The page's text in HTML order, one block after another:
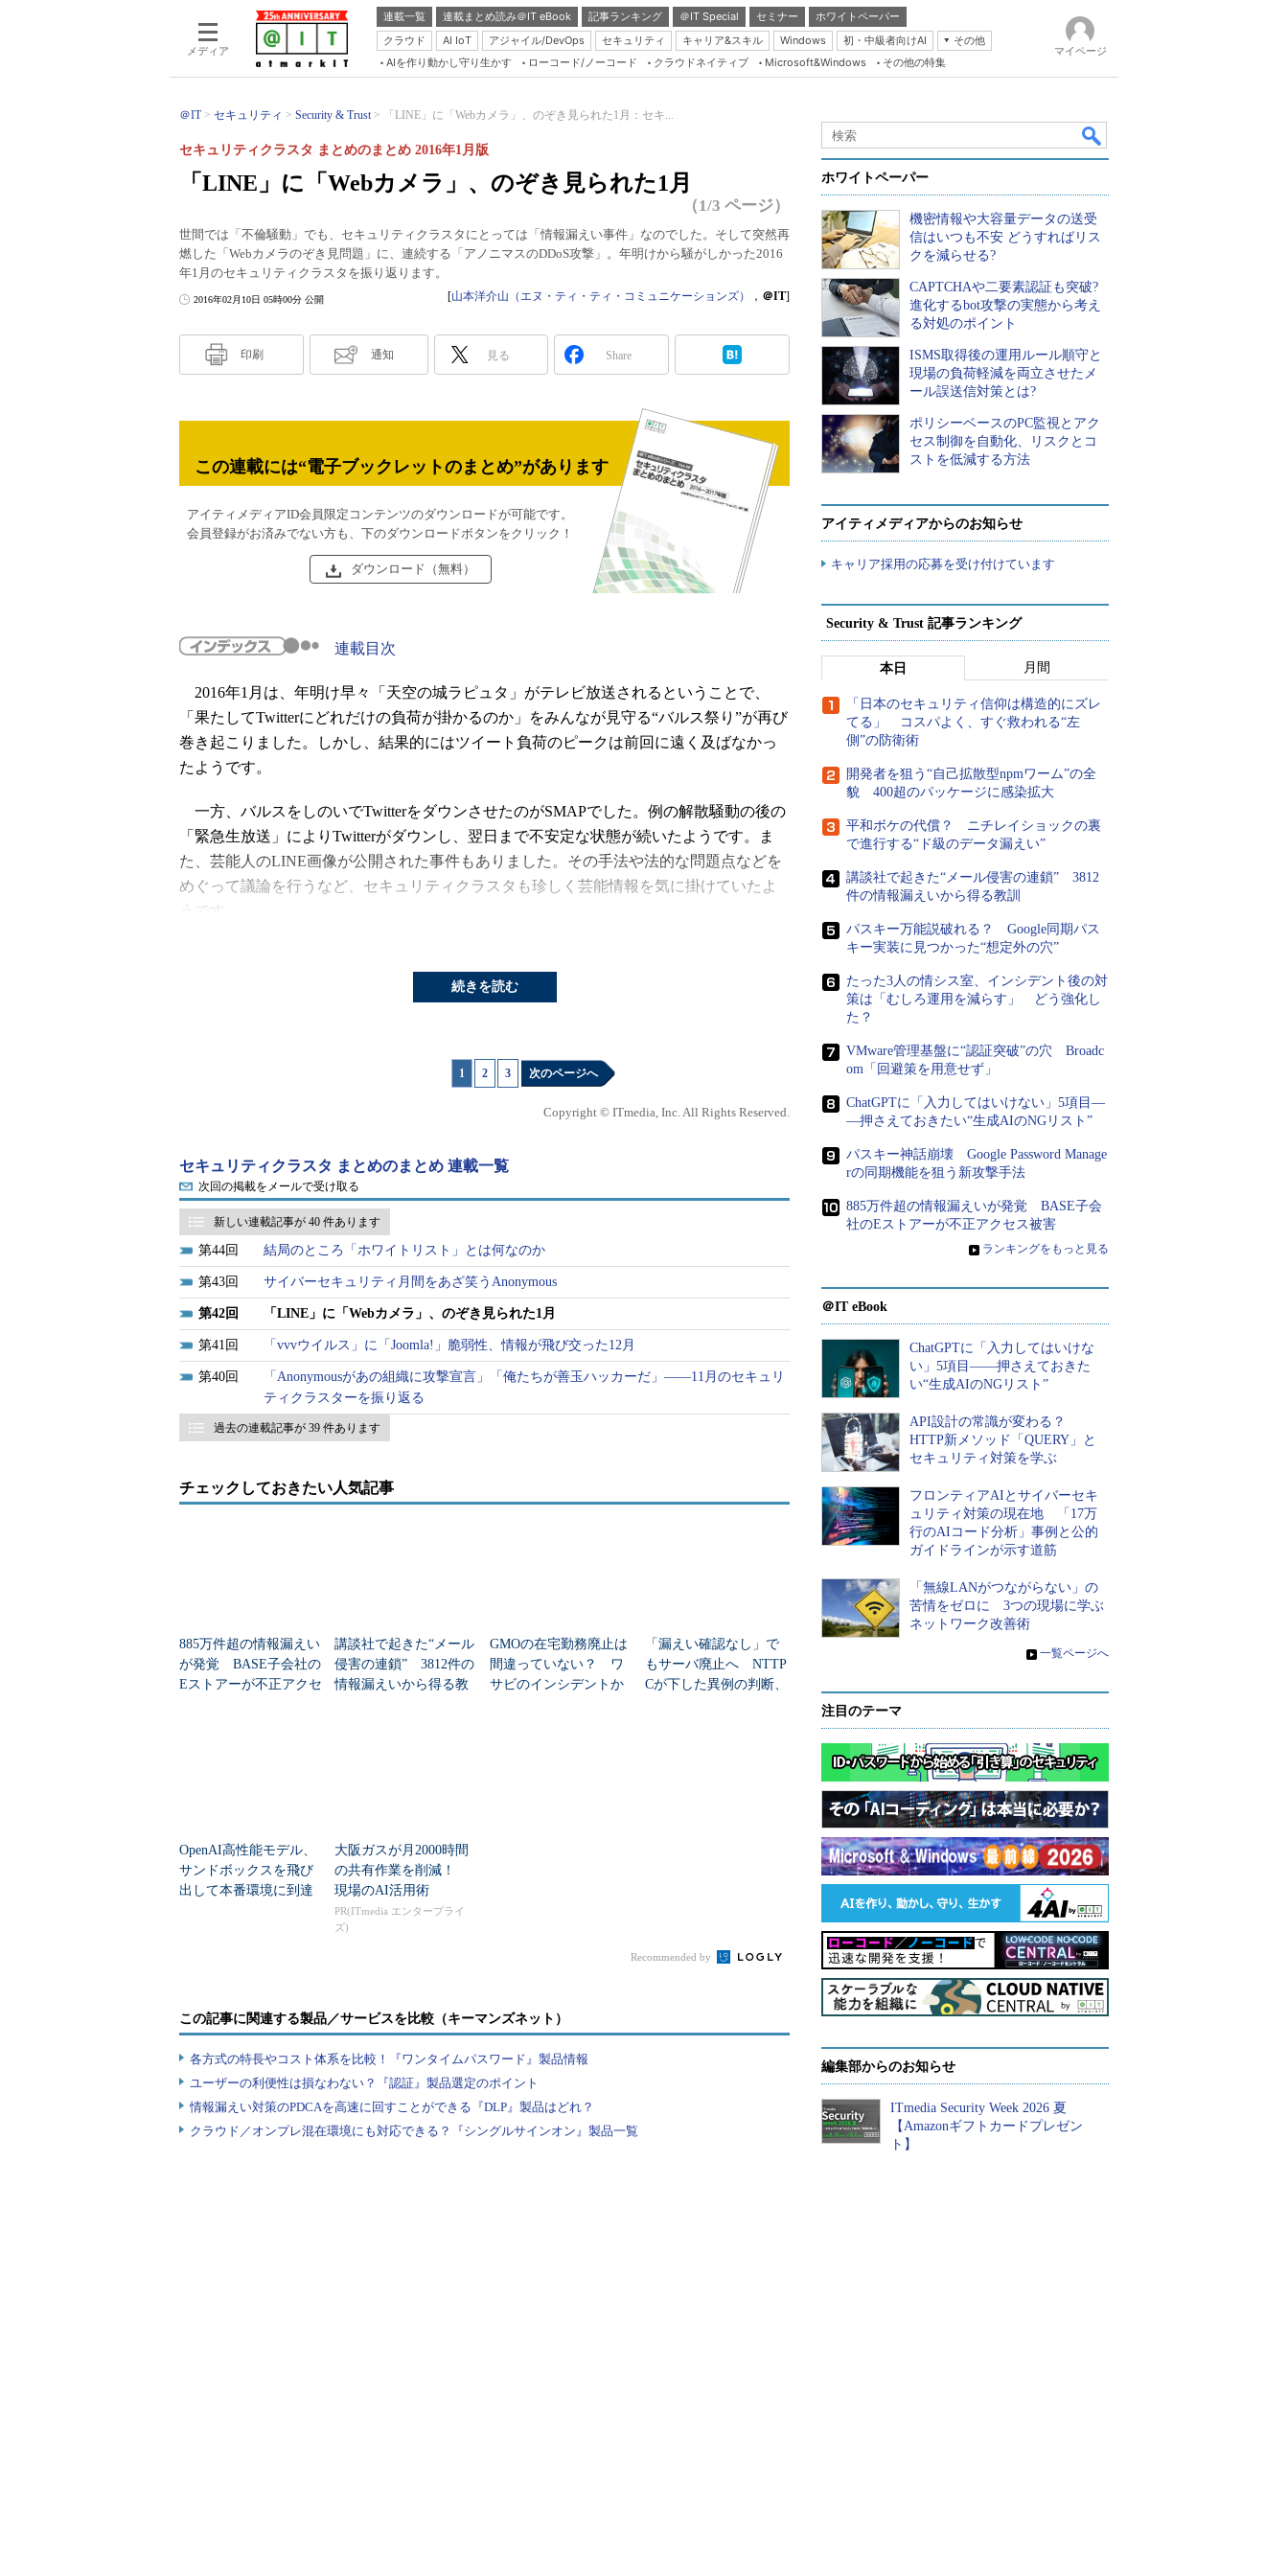
メディア
連載一覧 連載まとめ読み＠IT eBook 記事ランキング ＠IT Special セミナー
ホワイトペーパー
クラウド
AI IoT アジャイル/DevOps セキュリティ キャリア&スキル Windows 初・中級者向けAI
その他
Server & Storage
Database Expert
Linux ＆ OSS
Master of IP Network
Security & Trust
AIを作り動かし守り生かす ローコード/ノーコード クラウドネイティブ Microsoft&Windows その他の特集
マイページ
＠IT セキュリティ Security & Trust 「LINE」に「Webカメラ」、のぞき見られた1月：セキ...
「LINE」に「Webカメラ」、のぞき見られた1月
セキュリティクラスタ まとめのまとめ 2016年1月版
（1/3 ページ）
世間では「不倫騒動」でも、セキュリティクラスタにとっては「情報漏えい事件」なのでした。そして突然再
燃した「Webカメラのぞき見問題」に、連続する「アノニマスのDDoS攻撃」。年明けから騒がしかった2016
年1月のセキュリティクラスタを振り返ります。
2016年02月10日 05時00分 公開 [山本洋介山（エヌ・ティ・ティ・コミュニケーションズ） ， ＠IT]
印刷 通知 見る Share
この連載には“電子ブックレットのまとめ”があります
アイティメディアID会員限定コンテンツのダウンロードが可能です。
会員登録がお済みでない方も、下のダウンロードボタンをクリック！
ダウンロード（無料）
連載目次
2016年1月は、年明け早々「天空の城ラピュタ」がテレビ放送されるということで、
「果たしてTwitterにどれだけの負荷が掛かるのか」をみんなが見守る“バルス祭り”が再び
巻き起こりました。しかし、結果的にはツイート負荷のピークは前回に遠く及ばなかっ
たようです。
一方、バルスをしのいでTwitterをダウンさせたのがSMAPでした。例の解散騒動の後の
「緊急生放送」によりTwitterがダウンし、翌日まで不安定な状態が続いたようです。ま
た、芸能人のLINE画像が公開された事件もありました。その手法や法的な問題点などを
めぐって議論を行うなど、セキュリティクラスタも珍しく芸能情報を気に掛けていたよ
うです。
のDDoS攻撃などの騒動もあり、関連するツイートが多く行われました。
正月休みが明け真っ先に話題になったのは、某芸能人の不倫騒動でした。普段は芸能
不倫に興味のないセキュリティクラスタは、「このLINE画像は誰がどういう手段で手
に入れたのか」「第三者が盗み取って漏えいさせるという行為は法的に許されるのか」
といった点について、さまざまな意見を取り交わしていました。
その中で高木浩光氏は、「LINEアカウントの持ち主の承諾なしに公表が行われていた
場合、不正アクセス行為に当たる可能性があるのではないか」と指摘していました。一
方で「おそらくこれは親族相盗に当たるから罪にはならない」といった意見や、「端末
のロックを外して盗み見することは不正アクセスに当たらない」とする意見もありまし
続きを読む
1 2 3 次のページへ
Copyright © ITmedia, Inc. All Rights Reserved.
セキュリティクラスタ まとめのまとめ 連載一覧
次回の掲載をメールで受け取る
新しい連載記事が 40 件あります
44 結局のところ「ホワイトリスト」とは何なのか
43 サイバーセキュリティ月間をあざ笑うAnonymous
42 「LINE」に「Webカメラ」、のぞき見られた1月
41 「vvvウイルス」に「Joomla!」脆弱性、情報が飛び交った12月
40
「Anonymousがあの組織に攻撃宣言」「俺たちが善玉ハッカーだ」――11月のセキュリ
ティクラスターを振り返る
過去の連載記事が 39 件あります
チェックしておきたい人気記事
885万件超の情報漏えい
が発覚 BASE子会社の
Eストアーが不正アクセ
講談社で起きた“メール
侵害の連鎖” 3812件の
情報漏えいから得る教
GMOの在宅勤務廃止は
間違っていない？ ワ
サビのインシデントか
「漏えい確認なし」で
もサーバ廃止へ NTTP
Cが下した異例の判断、
OpenAI高性能モデル、
サンドボックスを飛び
出して本番環境に到達
大阪ガスが月2000時間
の共有作業を削減！
現場のAI活用術
PR(ITmedia エンタープライ
ズ)
Recommended by
この記事に関連する製品／サービスを比較（キーマンズネット）
各方式の特長やコスト体系を比較！『ワンタイムパスワード』製品情報
ユーザーの利便性は損なわない？『認証』製品選定のポイント
情報漏えい対策のPDCAを高速に回すことができる『DLP』製品はどれ？
クラウド／オンプレ混在環境にも対応できる？『シングルサインオン』製品一覧
ホワイトペーパー
機密情報や大容量データの送受
信はいつも不安 どうすればリス
クを減らせる?
CAPTCHAや二要素認証も突破?
進化するbot攻撃の実態から考え
る対処のポイント
ISMS取得後の運用ルール順守と
現場の負荷軽減を両立させたメ
ール誤送信対策とは?
ポリシーベースのPC監視とアク
セス制御を自動化、リスクとコ
ストを低減する方法
アイティメディアからのお知らせ
キャリア採用の応募を受け付けています
Security & Trust 記事ランキング
本日 月間
「日本のセキュリティ信仰は構造的にズレ
てる」 コスパよく、すぐ救われる“左
側”の防衛術
開発者を狙う“自己拡散型npmワーム”の全
貌 400超のパッケージに感染拡大
平和ボケの代償？ ニチレイショックの裏
で進行する“ド級のデータ漏えい”
講談社で起きた“メール侵害の連鎖” 3812
件の情報漏えいから得る教訓
パスキー万能説破れる？ Google同期パス
キー実装に見つかった“想定外の穴”
たった3人の情シス室、インシデント後の対
策は「むしろ運用を減らす」 どう強化し
た？
VMware管理基盤に“認証突破”の穴 Broadc
om「回避策を用意せず」
ChatGPTに「入力してはいけない」5項目―
―押さえておきたい“生成AIのNGリスト”
パスキー神話崩壊 Google Password Manage
rの同期機能を狙う新攻撃手法
885万件超の情報漏えいが発覚 BASE子会
社のEストアーが不正アクセス被害
» ランキングをもっと見る
＠IT eBook
ChatGPTに「入力してはいけな
い」5項目――押さえておきた
い“生成AIのNGリスト”
API設計の常識が変わる？
HTTP新メソッド「QUERY」と
セキュリティ対策を学ぶ
フロンティアAIとサイバーセキ
ュリティ対策の現在地 「17万
行のAIコード分析」事例と公的
ガイドラインが示す道筋
「無線LANがつながらない」の
苦情をゼロに 3つの現場に学ぶ
ネットワーク改善術
» 一覧ページへ
注目のテーマ
編集部からのお知らせ
ITmedia Security Week 2026 夏
【Amazonギフトカードプレゼン
ト】